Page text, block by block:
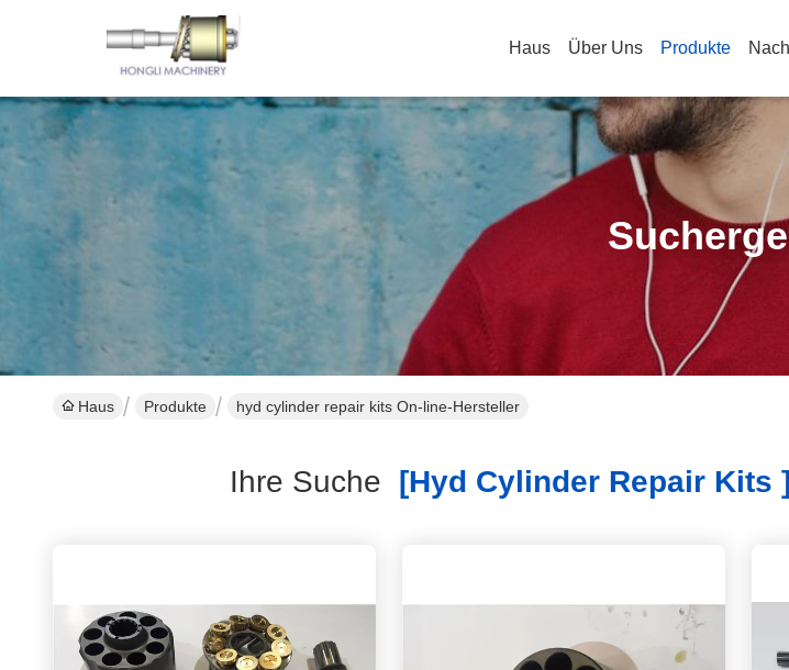
Haus Über Uns Produkte
Haus Produkte hyd cylinder repair kits On-line-Hersteller
Ihre Suche [hyd Cylinder Repair Kits ]